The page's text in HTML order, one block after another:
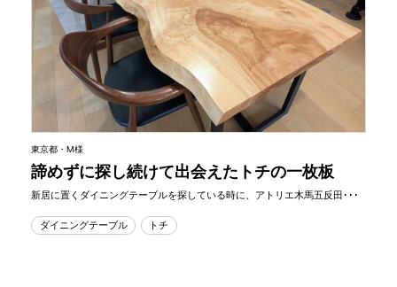
東京都・M様
諦めずに探し続けて出会えたトチの一枚板
新居に置くダイニングテーブルを探している時に、アトリエ木馬五反田･･･
ダイニングテーブル トチ